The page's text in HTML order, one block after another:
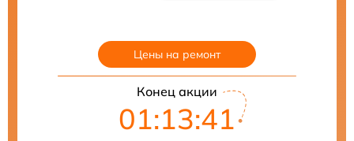
Цены на ремонт
Конец акции
01:13:40